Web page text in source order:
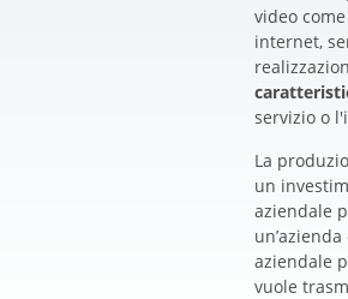
video
internet,
servizio o
La
un
aziendale
aziendale
vuole